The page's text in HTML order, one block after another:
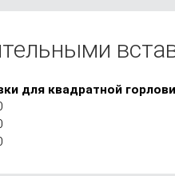
для квадратной